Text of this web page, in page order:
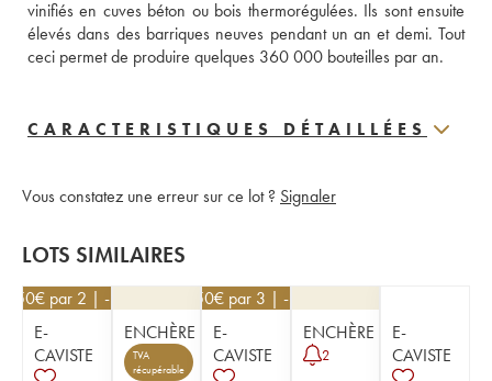
vinifiés en cuves béton ou bois thermorégulées. Ils sont ensuite
élevés dans des barriques neuves pendant un an et demi. Tout
ceci permet de produire quelques 360 000 bouteilles par an.
CARACTERISTIQUES DÉTAILLÉES
Vous constatez une erreur sur ce lot ? Signaler
LOTS SIMILAIRES
€ par 2 | -10%
E-
CAVISTE
ENCHÈRE
TVA
récupérable
76,50€ par 3 | -10%
E-
CAVISTE
ENCHÈRE
2
E-
CAVISTE